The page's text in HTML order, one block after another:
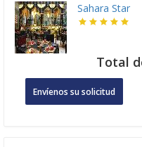
Sahara Star
Total
Envíenos su solicitud